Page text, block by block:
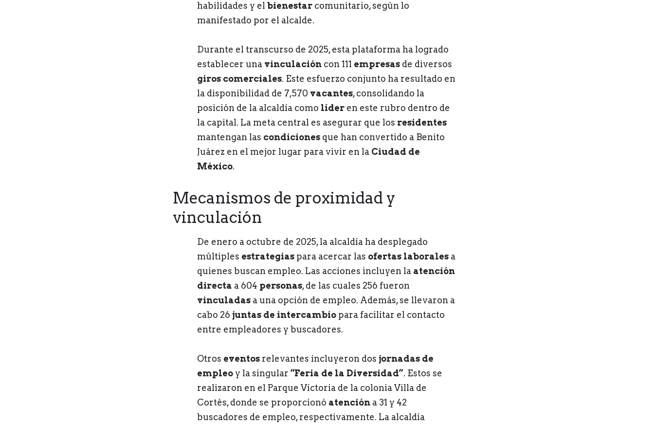
habilidades y el bienestarcomunitario, según lo
manifestado por el alcalde.
Durante el transcurso de 2025, esta plataforma ha logrado
establecer una vinculacióncon 111 empresasde diversos
giros comerciales. Este esfuerzo conjunto ha resultado en
la disponibilidad de 7,570 vacantes, consolidando la
posición de la alcaldía como líderen este rubro dentro de
la capital. La meta central es asegurar que los residentes
mantengan las condicionesque han convertido a Benito
Juárez en el mejor lugar para vivir en la Ciudad de
México.
Mecanismos de proximidad y
vinculación
De enero a octubre de 2025, la alcaldía ha desplegado
múltiples estrategiaspara acercar las ofertas laboralesa
quienes buscan empleo. Las acciones incluyen la atención
directa a 604 personas, de las cuales 256 fueron
vinculadasa una opción de empleo. Además, se llevaron a
cabo 26 juntas de intercambiopara facilitar el contacto
entre empleadores y buscadores.
Otros eventosrelevantes incluyeron dos jornadas de
empleoy la singular “Feria de la Diversidad”. Estos se
realizaron en el Parque Victoria de la colonia Villa de
Cortés, donde se proporcionó atencióna 31 y 42
buscadores de empleo, respectivamente. La alcaldía